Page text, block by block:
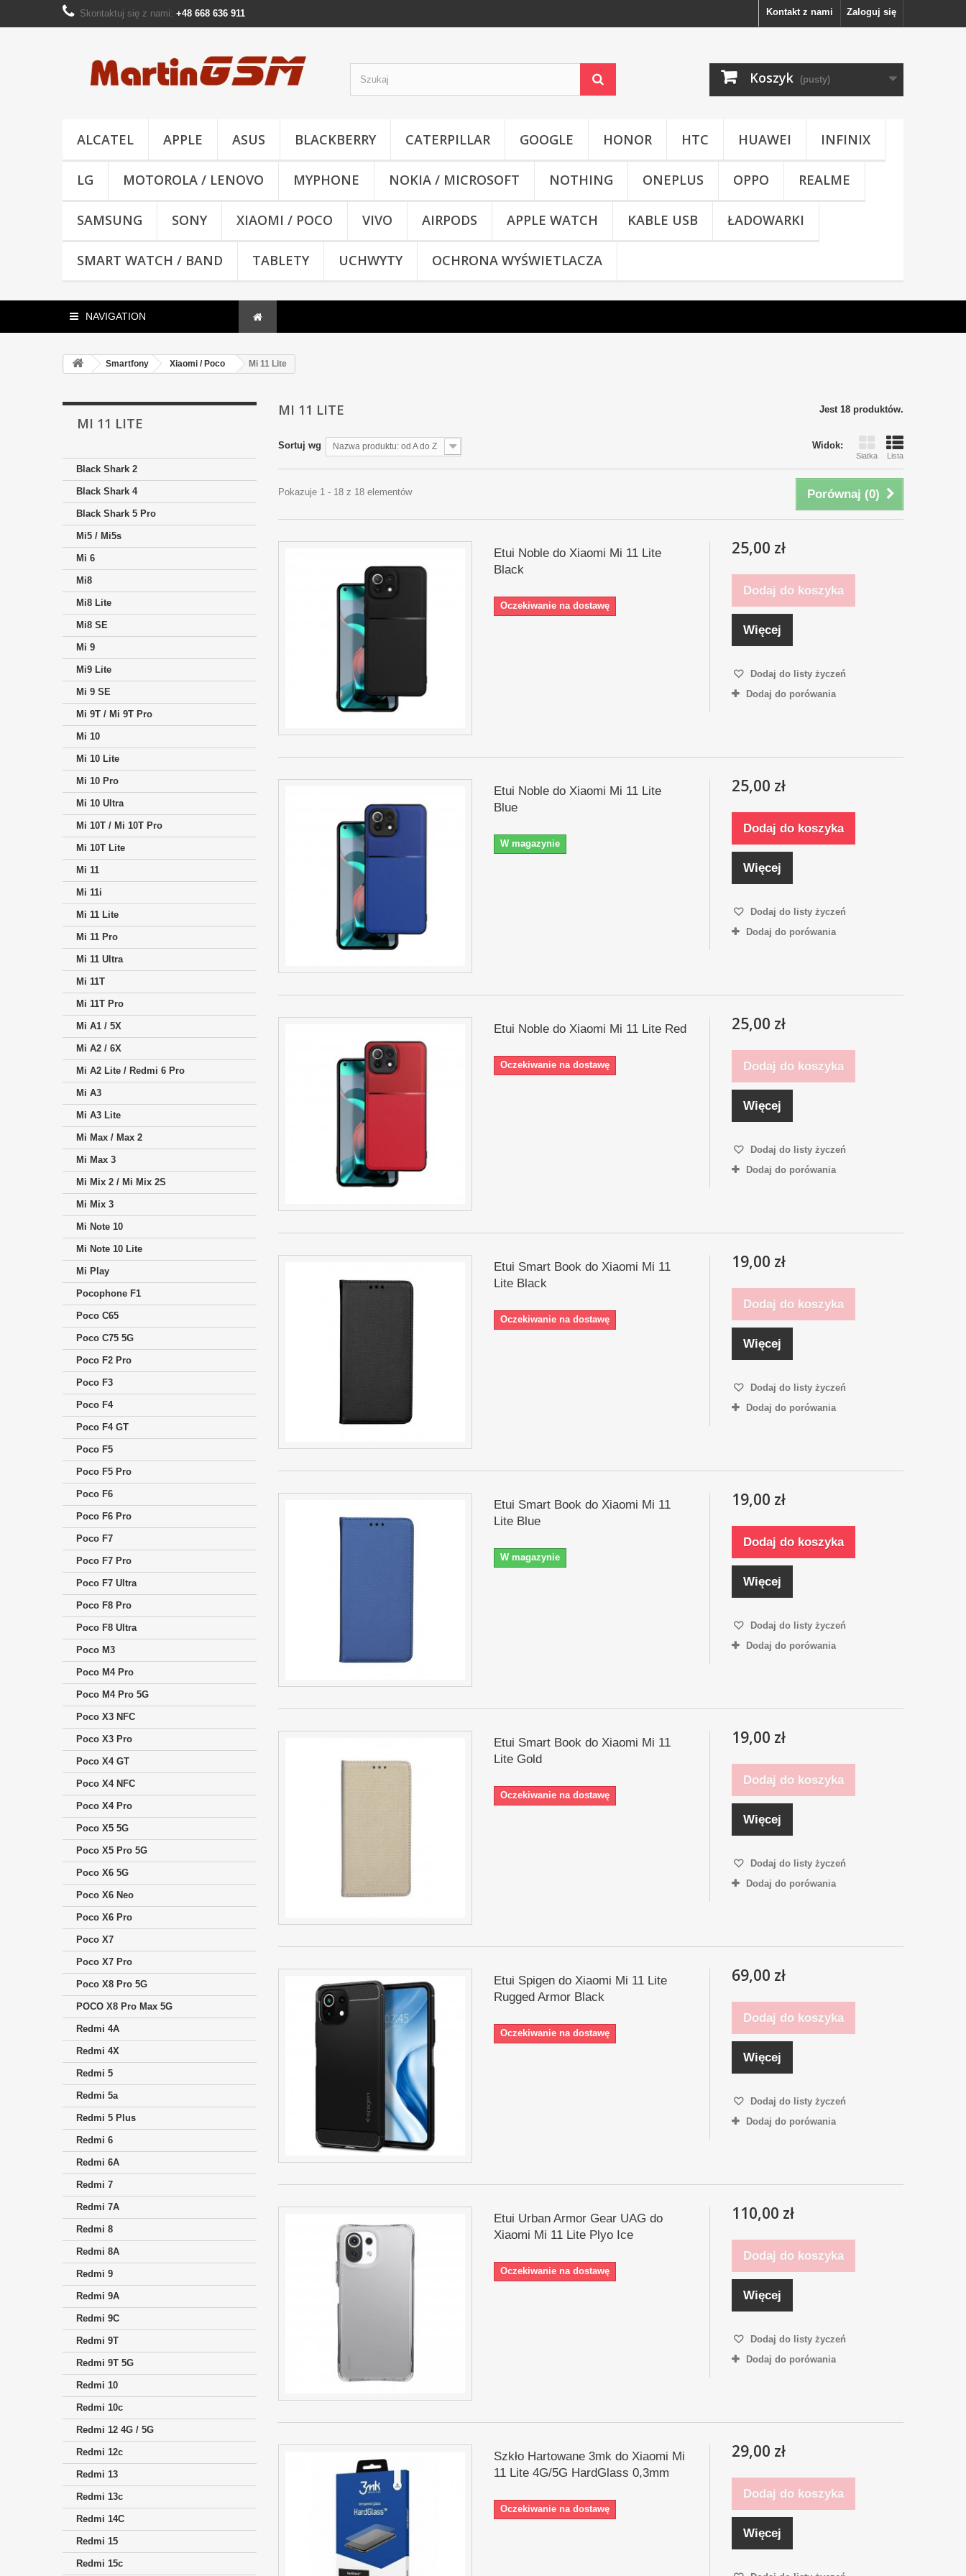
Zaloguj się
Kontakt z nami
Skontaktuj się z nami: +48 668 636 911
Koszyk (pusty)
ALCATEL APPLE ASUS BLACKBERRY CATERPILLAR GOOGLE HONOR HTC HUAWEI INFINIX
LG MOTOROLA / LENOVO MYPHONE NOKIA / MICROSOFT NOTHING ONEPLUS OPPO REALME
SAMSUNG SONY XIAOMI / POCO VIVO AIRPODS APPLE WATCH KABLE USB ŁADOWARKI
SMART WATCH / BAND TABLETY UCHWYTY OCHRONA WYŚWIETLACZA
NAVIGATION
Smartfony Xiaomi / Poco Mi 11 Lite
MI 11 LITE
Black Shark 2
Black Shark 4
Black Shark 5 Pro
Mi5 / Mi5s
Mi 6
Mi8
Mi8 Lite
Mi8 SE
Mi 9
Mi9 Lite
Mi 9 SE
Mi 9T / Mi 9T Pro
Mi 10
Mi 10 Lite
Mi 10 Pro
Mi 10 Ultra
Mi 10T / Mi 10T Pro
Mi 10T Lite
Mi 11
Mi 11i
Mi 11 Lite
Mi 11 Pro
Mi 11 Ultra
Mi 11T
Mi 11T Pro
Mi A1 / 5X
Mi A2 / 6X
Mi A2 Lite / Redmi 6 Pro
Mi A3
Mi A3 Lite
Mi Max / Max 2
Mi Max 3
Mi Mix 2 / Mi Mix 2S
Mi Mix 3
Mi Note 10
Mi Note 10 Lite
Mi Play
Pocophone F1
Poco C65
Poco C75 5G
Poco F2 Pro
Poco F3
Poco F4
Poco F4 GT
Poco F5
Poco F5 Pro
Poco F6
Poco F6 Pro
Poco F7
Poco F7 Pro
Poco F7 Ultra
Poco F8 Pro
Poco F8 Ultra
Poco M3
Poco M4 Pro
Poco M4 Pro 5G
Poco X3 NFC
Poco X3 Pro
Poco X4 GT
Poco X4 NFC
Poco X4 Pro
Poco X5 5G
Poco X5 Pro 5G
Poco X6 5G
Poco X6 Neo
Poco X6 Pro
Poco X7
Poco X7 Pro
Poco X8 Pro 5G
POCO X8 Pro Max 5G
Redmi 4A
Redmi 4X
Redmi 5
Redmi 5a
Redmi 5 Plus
Redmi 6
Redmi 6A
Redmi 7
Redmi 7A
Redmi 8
Redmi 8A
Redmi 9
Redmi 9A
Redmi 9C
Redmi 9T
Redmi 9T 5G
Redmi 10
Redmi 10c
Redmi 12 4G / 5G
Redmi 12c
Redmi 13
Redmi 13c
Redmi 14C
Redmi 15
Redmi 15c
MI 11 LITE Jest 18 produktów.
Widok:
Siatka Lista
Sortuj wg Nazwa produktu: od A do Z
Porównaj (0)
Pokazuje 1 - 18 z 18 elementów
Etui Noble do Xiaomi Mi 11 Lite
Black
Oczekiwanie na dostawę
25,00 zł
Dodaj do koszyka
Więcej
Dodaj do listy życzeń
Dodaj do porówania
Etui Noble do Xiaomi Mi 11 Lite
Blue
W magazynie
25,00 zł
Dodaj do koszyka
Więcej
Dodaj do listy życzeń
Dodaj do porówania
Etui Noble do Xiaomi Mi 11 Lite Red
Oczekiwanie na dostawę
25,00 zł
Dodaj do koszyka
Więcej
Dodaj do listy życzeń
Dodaj do porówania
Etui Smart Book do Xiaomi Mi 11
Lite Black
Oczekiwanie na dostawę
19,00 zł
Dodaj do koszyka
Więcej
Dodaj do listy życzeń
Dodaj do porówania
Etui Smart Book do Xiaomi Mi 11
Lite Blue
W magazynie
19,00 zł
Dodaj do koszyka
Więcej
Dodaj do listy życzeń
Dodaj do porówania
Etui Smart Book do Xiaomi Mi 11
Lite Gold
Oczekiwanie na dostawę
19,00 zł
Dodaj do koszyka
Więcej
Dodaj do listy życzeń
Dodaj do porówania
Etui Spigen do Xiaomi Mi 11 Lite
Rugged Armor Black
Oczekiwanie na dostawę
69,00 zł
Dodaj do koszyka
Więcej
Dodaj do listy życzeń
Dodaj do porówania
Etui Urban Armor Gear UAG do
Xiaomi Mi 11 Lite Plyo Ice
Oczekiwanie na dostawę
110,00 zł
Dodaj do koszyka
Więcej
Dodaj do listy życzeń
Dodaj do porówania
Szkło Hartowane 3mk do Xiaomi Mi
11 Lite 4G/5G HardGlass 0,3mm
Oczekiwanie na dostawę
29,00 zł
Dodaj do koszyka
Więcej